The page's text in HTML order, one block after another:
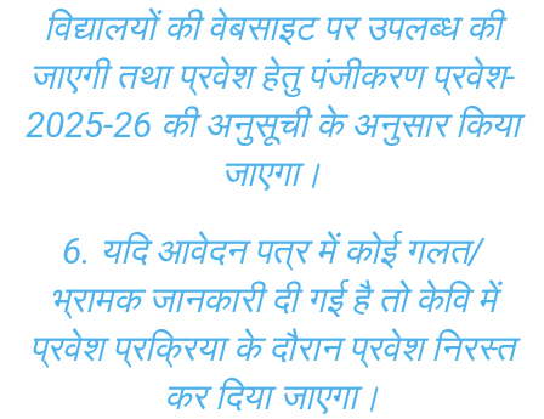
विद्यालयों की वेबसाइट पर उपलब्ध की
जाएगी तथा प्रवेश हेतु पंजीकरण प्रवेश-
2025-26 की अनुसूची के अनुसार किया
जाएगा।
6. यदि आवेदन पत्र में कोई गलत/
भ्रामक जानकारी दी गई है तो केवि में
प्रवेश प्रक्रिया के दौरान प्रवेश निरस्त
कर दिया जाएगा।